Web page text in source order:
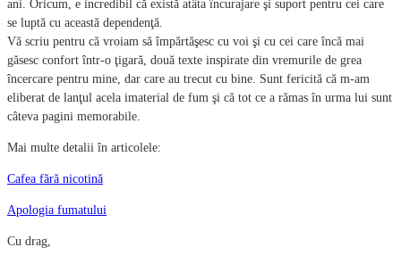
ani. Oricum, e incredibil că există atâta încurajare şi suport pentru cei care
se luptă cu această dependenţă.
Vă scriu pentru că vroiam să împărtăşesc cu voi şi cu cei care încă mai
găsesc confort într-o ţigară, două texte inspirate din vremurile de grea
încercare pentru mine, dar care au trecut cu bine. Sunt fericită că m-am
eliberat de lanţul acela imaterial de fum şi că tot ce a rămas în urma lui sunt
câteva pagini memorabile.
Mai multe detalii în articolele:
Cafea fără nicotină
Apologia fumatului
Cu drag,